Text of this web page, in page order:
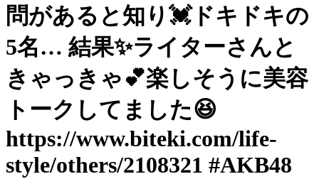
問があると知り💓ドキドキの
5名… 結果✨ライターさんと
きゃっきゃ💕楽しそうに美容
トークしてました😆
https://www.biteki.com/life-
style/others/2108321 #AKB48